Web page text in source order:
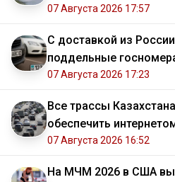
07 Августа 2026 17:57
С доставкой из
поддельные
07 Августа 2026 17:23
Все трассы
обеспечить
07 Августа 2026 16:52
На МЧМ 2026 в США